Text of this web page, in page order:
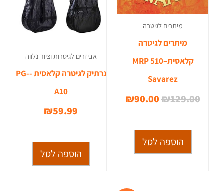
מיתרים לגיטרה
מיתרים לגיטרה
קלאסית–510 MRP
Savarez
₪129.00
₪90.00
הוספה לסל
אביזרים לגיטרות וציוד נלווה
נרתיק לגיטרה קלאסית -PG-
A10
₪59.99
הוספה לסל